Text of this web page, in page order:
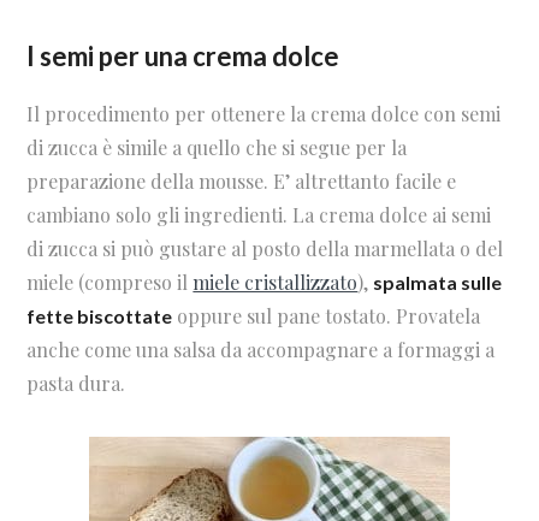
I semi per una crema dolce
Il procedimento per ottenere la crema dolce con semi
di zucca è simile a quello che si segue per la
preparazione della mousse. E’ altrettanto facile e
cambiano solo gli ingredienti. La crema dolce ai semi
di zucca si può gustare al posto della marmellata o del
miele (compreso ilmiele cristallizzato), spalmata sulle
fette biscottate oppure sul pane tostato. Provatela
anche come una salsa da accompagnare a formaggi a
pasta dura.